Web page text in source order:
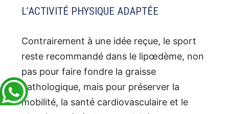
L’ACTIVITÉ PHYSIQUE ADAPTÉE
Contrairement à une idée reçue, le sport
reste recommandé dans le lipœdème, non
pas pour faire fondre la graisse
pathologique, mais pour préserver la
mobilité, la santé cardiovasculaire et le